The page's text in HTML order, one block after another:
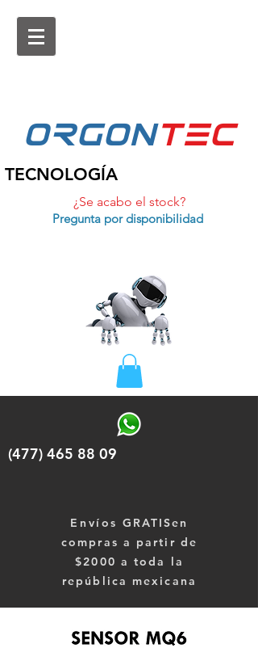
ORGONtEc
TECNOLOGÍA
¿Se acabo el stock?
Pregunta por disponibilidad
(477) 465 88 09
Envíos GRATISen
compras a partir de
$2000 a toda la
república mexicana